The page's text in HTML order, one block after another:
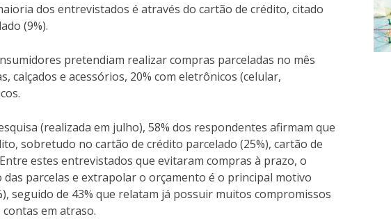
dos entrevistados é através do cartão de crédito, citado
(9%).
pretendiam realizar compras parceladas no mês
calçados e acessórios, 20% com eletrônicos (celular,
(realizada em julho), 58% dos respondentes afirmam que
sobretudo no cartão de crédito parcelado (25%), cartão de
estes entrevistados que evitaram compras à prazo, o
parcelas e extrapolar o orçamento é o principal motivo
seguido de 43% que relatam já possuir muitos compromissos
em atraso.